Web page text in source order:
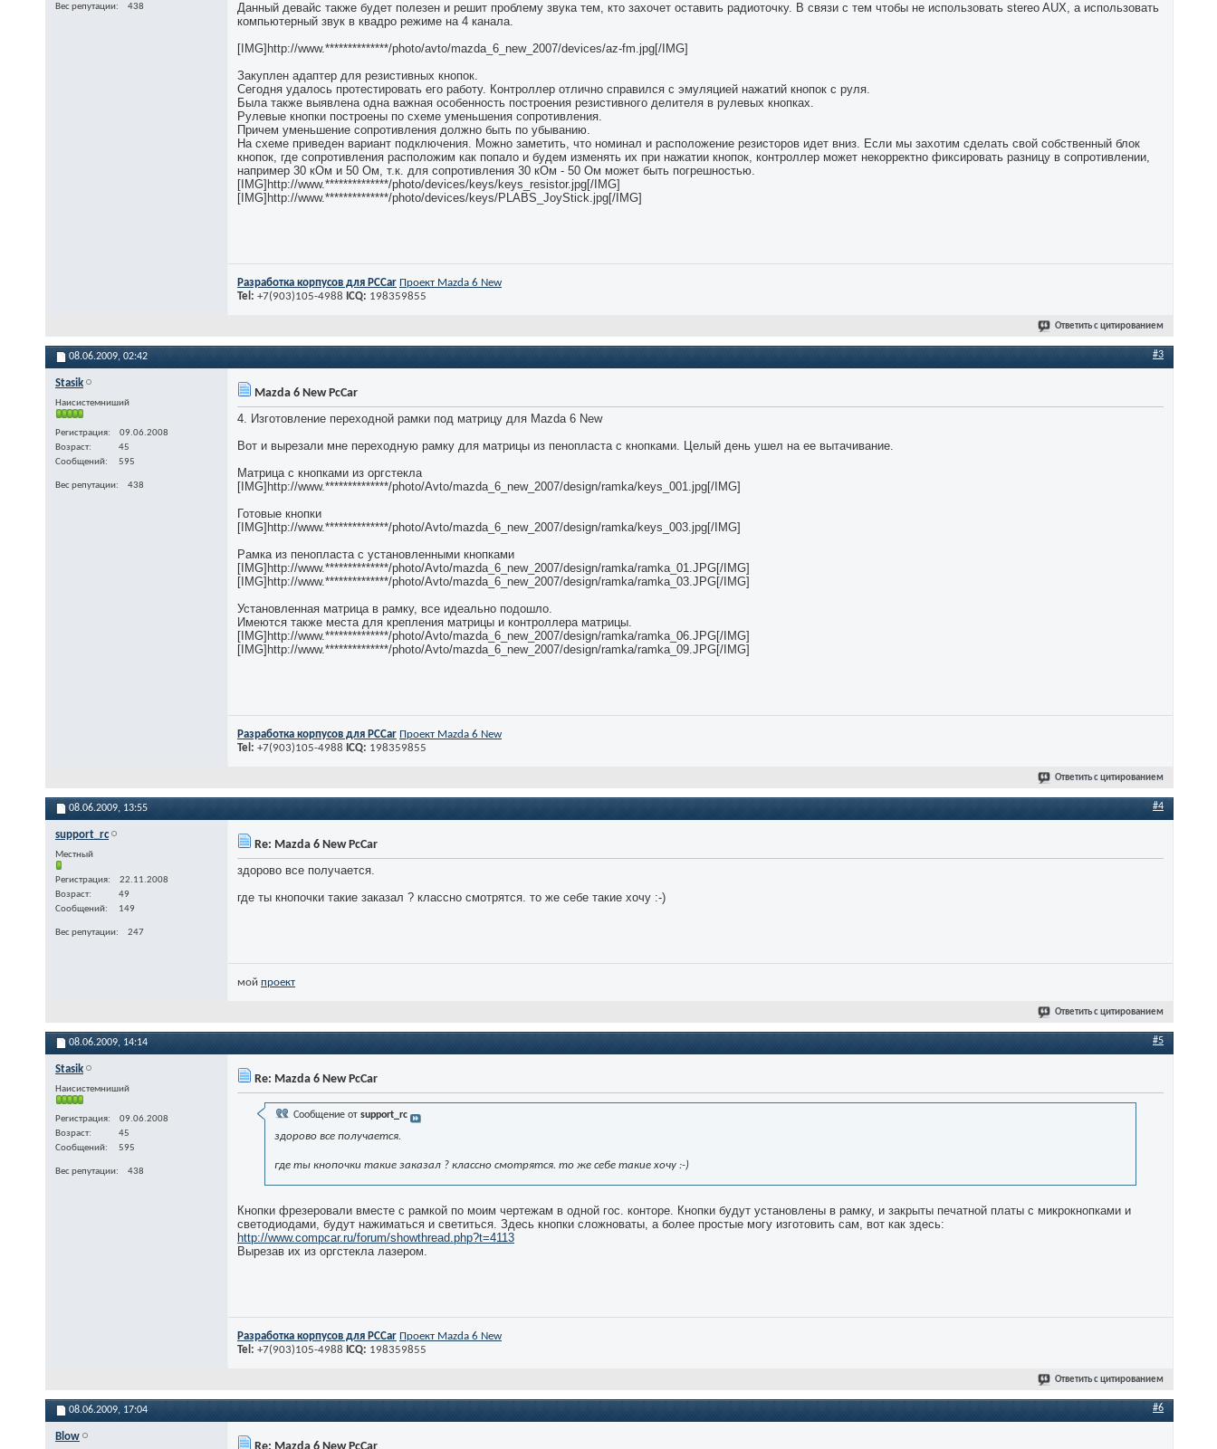
Вес репутации 438
Данный девайс также будет полезен и решит проблему звука тем, кто захочет оставить радиоточку. В связи с тем чтобы не использовать stereo AUX, а использовать
компьютерный звук в квадро режиме на 4 канала.
[IMG]http://www.**************/photo/avto/mazda_6_new_2007/devices/az-fm.jpg[/IMG]
Закуплен адаптер для резистивных кнопок.
Сегодня удалось протестировать его работу. Контроллер отлично справился с эмуляцией нажатий кнопок с руля.
Была также выявлена одна важная особенность построения резистивного делителя в рулевых кнопках.
Рулевые кнопки построены по схеме уменьшения сопротивления.
Причем уменьшение сопротивления должно быть по убыванию.
На схеме приведен вариант подключения. Можно заметить, что номинал и расположение резисторов идет вниз. Если мы захотим сделать свой собственный блок
кнопок, где сопротивления расположим как попало и будем изменять их при нажатии кнопок, контроллер может некорректно фиксировать разницу в сопротивлении,
например 30 кОм и 50 Ом, т.к. для сопротивления 30 кОм - 50 Ом может быть погрешностью.
[IMG]http://www.**************/photo/devices/keys/keys_resistor.jpg[/IMG]
[IMG]http://www.**************/photo/devices/keys/PLABS_JoyStick.jpg[/IMG]
Разработка корпусов для PСCar Проект Mazda 6 New
Tel: +7(903)105-4988 ICQ: 198359855
Ответить с цитированием
08.06.2009, 02:42 #3
Stasik
Наисистемниший
Регистрация
09.06.2008
Возраст
45
Сообщений
595
Вес репутации 438
Mazda 6 New PcCar
4. Изготовление переходной рамки под матрицу для Mazda 6 New
Вот и вырезали мне переходную рамку для матрицы из пенопласта с кнопками. Целый день ушел на ее вытачивание.
Матрица с кнопками из оргстекла
[IMG]http://www.**************/photo/Avto/mazda_6_new_2007/design/ramka/keys_001.jpg[/IMG]
Готовые кнопки
[IMG]http://www.**************/photo/Avto/mazda_6_new_2007/design/ramka/keys_003.jpg[/IMG]
Рамка из пенопласта с установленными кнопками
[IMG]http://www.**************/photo/Avto/mazda_6_new_2007/design/ramka/ramka_01.JPG[/IMG]
[IMG]http://www.**************/photo/Avto/mazda_6_new_2007/design/ramka/ramka_03.JPG[/IMG]
Установленная матрица в рамку, все идеально подошло.
Имеются также места для крепления матрицы и контроллера матрицы.
[IMG]http://www.**************/photo/Avto/mazda_6_new_2007/design/ramka/ramka_06.JPG[/IMG]
[IMG]http://www.**************/photo/Avto/mazda_6_new_2007/design/ramka/ramka_09.JPG[/IMG]
Разработка корпусов для PСCar Проект Mazda 6 New
Tel: +7(903)105-4988 ICQ: 198359855
Ответить с цитированием
08.06.2009, 13:55 #4
support_rc
Местный
Регистрация
22.11.2008
Возраст
49
Сообщений
149
Вес репутации 247
Re: Mazda 6 New PcCar
здорово все получается.
где ты кнопочки такие заказал ? классно смотрятся. то же себе такие хочу :-)
мой проект
Ответить с цитированием
08.06.2009, 14:14 #5
Stasik
Наисистемниший
Регистрация
09.06.2008
Возраст
45
Сообщений
595
Вес репутации 438
Re: Mazda 6 New PcCar
Сообщение от support_rc
здорово все получается.
где ты кнопочки такие заказал ? классно смотрятся. то же себе такие хочу :-)
Кнопки фрезеровали вместе с рамкой по моим чертежам в одной гос. конторе. Кнопки будут установлены в рамку, и закрыты печатной платы с микрокнопками и
светодиодами, будут нажиматься и светиться. Здесь кнопки сложноваты, а более простые могу изготовить сам, вот как здесь:
http://www.compcar.ru/forum/showthread.php?t=4113
Вырезав их из оргстекла лазером.
Разработка корпусов для PСCar Проект Mazda 6 New
Tel: +7(903)105-4988 ICQ: 198359855
Ответить с цитированием
08.06.2009, 17:04 #6
Blow